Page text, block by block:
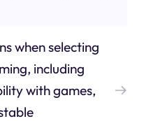
when selecting
including
with games,